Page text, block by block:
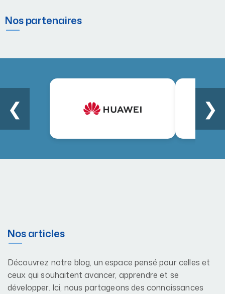
Nos partenaires
❮ ❯
Nos articles
Découvrez notre blog, un espace pensé pour celles et
ceux qui souhaitent avancer, apprendre et se
développer. Ici, nous partageons des connaissances